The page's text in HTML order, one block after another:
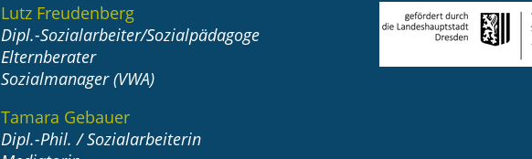
Lutz Freudenberg
Dipl.-Sozialarbeiter/Sozialpädagoge
Elternberater
Sozialmanager (VWA)
Tamara Gebauer
Dipl.-Phil. / Sozialarbeiterin